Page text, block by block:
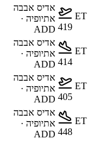
ET
419
אדיס אבבה
אתיופיה ·
ADD
ET
414
אדיס אבבה
אתיופיה ·
ADD
ET
405
אדיס אבבה
אתיופיה ·
ADD
ET
448
אדיס אבבה
אתיופיה ·
ADD